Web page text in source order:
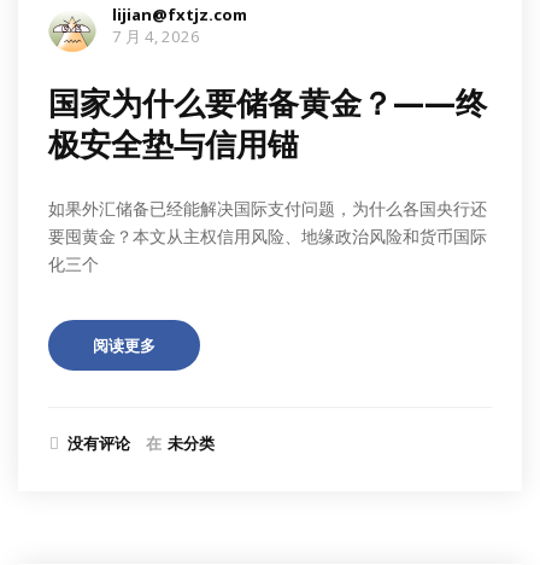
lijian@fxtjz.com
7 月 4, 2026
国家为什么要储备黄金？——终
极安全垫与信用锚
如果外汇储备已经能解决国际支付问题，为什么各国央行还
要囤黄金？本文从主权信用风险、地缘政治风险和货币国际
化三个
阅读更多
没有评论 在 未分类